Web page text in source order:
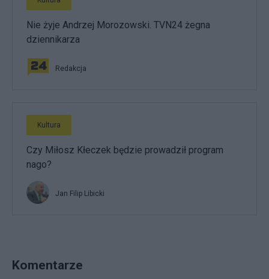
Nie żyje Andrzej Morozowski. TVN24 żegna
dziennikarza
Redakcja
Kultura
Czy Miłosz Kłeczek będzie prowadził program
nago?
Jan Filip Libicki
Komentarze